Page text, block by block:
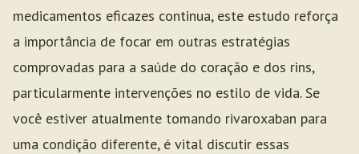
medicamentos eficazes continua, este estudo reforça
a importância de focar em outras estratégias
comprovadas para a saúde do coração e dos rins,
particularmente intervenções no estilo de vida. Se
você estiver atualmente tomando rivaroxaban para
uma condição diferente, é vital discutir essas